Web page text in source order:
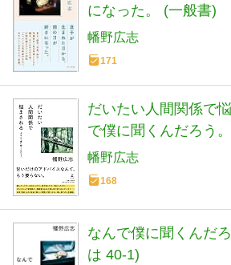
になった。 (一般書)
幡野広志
171
だいたい人間関係で
で僕に聞くんだろう。
幡野広志
168
なんで僕に聞くんだ
は 40-1)